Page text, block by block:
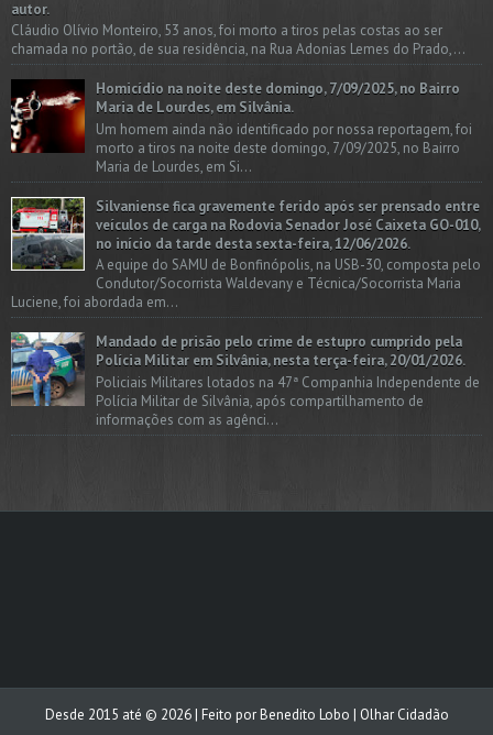
autor.
Cláudio Olívio Monteiro, 53 anos, foi morto a tiros pelas costas ao ser
chamada no portão, de sua residência, na Rua Adonias Lemes do Prado,...
Homicídio na noite deste domingo, 7/09/2025, no Bairro
Maria de Lourdes, em Silvânia.
Um homem ainda não identificado por nossa reportagem, foi
morto a tiros na noite deste domingo, 7/09/2025, no Bairro
Maria de Lourdes, em Si...
Silvaniense fica gravemente ferido após ser prensado entre
veículos de carga na Rodovia Senador José Caixeta GO-010,
no início da tarde desta sexta-feira, 12/06/2026.
A equipe do SAMU de Bonfinópolis, na USB-30, composta pelo
Condutor/Socorrista Waldevany e Técnica/Socorrista Maria
Luciene, foi abordada em...
Mandado de prisão pelo crime de estupro cumprido pela
Polícia Militar em Silvânia, nesta terça-feira, 20/01/2026.
Policiais Militares lotados na 47ª Companhia Independente de
Polícia Militar de Silvânia, após compartilhamento de
informações com as agênci...
Desde 2015 até © 2026| Feito porBenedito Lobo | Olhar Cidadão